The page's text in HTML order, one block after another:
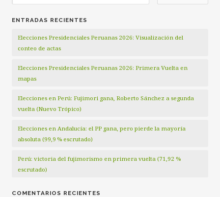
ENTRADAS RECIENTES
Elecciones Presidenciales Peruanas 2026: Visualización del
conteo de actas
Elecciones Presidenciales Peruanas 2026: Primera Vuelta en
mapas
Elecciones en Perú: Fujimori gana, Roberto Sánchez a segunda
vuelta (Nuevo Trópico)
Elecciones en Andalucía: el PP gana, pero pierde la mayoría
absoluta (99,9 % escrutado)
Perú: victoria del fujimorismo en primera vuelta (71,92 %
escrutado)
COMENTARIOS RECIENTES